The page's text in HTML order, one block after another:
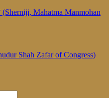
(Sherniji, Mahatma Manmohan
Shah Zafar of Congress)